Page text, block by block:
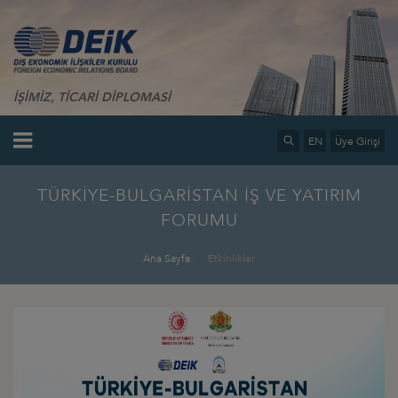
İŞİMİZ, TİCARİ DİPLOMASİ
EN Üye Girişi
TÜRKİYE-BULGARİSTAN İŞ VE YATIRIM
FORUMU
Ana Sayfa Etkinlikler